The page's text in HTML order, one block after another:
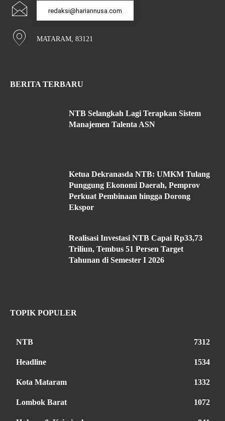
redaksi@hariannusa.com
MATARAM, 83121
BERITA TERBARU
NTB Selangkah Lagi Terapkan Sistem
Manajemen Talenta ASN
Ketua Dekranasda NTB: UMKM Tulang
Punggung Ekonomi Daerah, Pemprov
Perkuat Pembinaan hingga Dorong
Ekspor
Realisasi Investasi NTB Capai Rp33,73
Triliun, Tembus 51 Persen Target
Tahunan di Semester I 2026
TOPIK POPULER
NTB 7312
Headline 1534
Kota Mataram 1332
Lombok Barat 1072